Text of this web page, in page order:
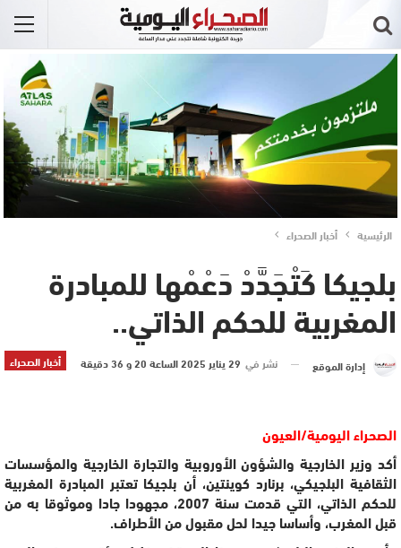
الرئيسية أخبار الصحراء
بلجيكا كَتْجَدَّدْ دَعْمْها للمبادرة
المغربية للحكم الذاتي..
أخبار الصحراء إدارة الموقع نشر في 29 يناير 2025 الساعة 20 و 36 دقيقة
الصحراء اليومية/العيون
أكد وزير الخارجية والشؤون الأوروبية والتجارة الخارجية والمؤسسات
الثقافية البلجيكي، برنارد كوينتين، أن بلجيكا تعتبر المبادرة المغربية
للحكم الذاتي، التي قدمت سنة 2007، مجهودا جادا وموثوقا به من
قبل المغرب، وأساسا جيدا لحل مقبول من الأطراف.